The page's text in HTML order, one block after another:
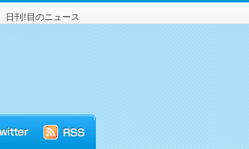
日刊!目のニュース